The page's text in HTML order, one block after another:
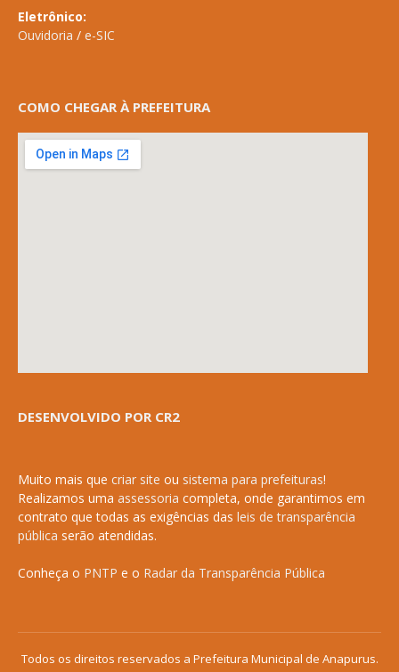
Eletrônico:
Ouvidoria / e-SIC
COMO CHEGAR À PREFEITURA
DESENVOLVIDO POR CR2
Muito mais que criar site ou sistema para prefeituras!
Realizamos uma assessoria completa, onde garantimos em
contrato que todas as exigências das leis de transparência
pública serão atendidas.
Conheça o PNTP e o Radar da Transparência Pública
Todos os direitos reservados a Prefeitura Municipal de Anapurus.